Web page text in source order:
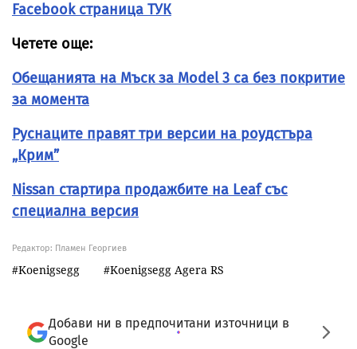
Facebook страница ТУК
Четете още:
Обещанията на Мъск за Model 3 са без покритие
за момента
Руснаците правят три версии на роудстъра
„Крим”
Nissan стартира продажбите на Leaf със
специална версия
Редактор: Пламен Георгиев
Koenigsegg Koenigsegg Agera RS
Добави ни в предпочитани източници в
Google